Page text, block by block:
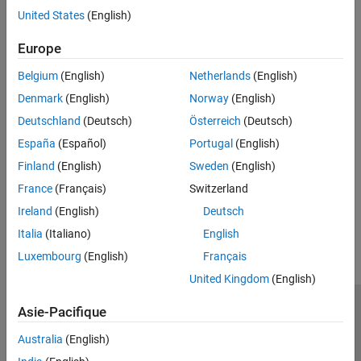
View .NET method signatures and call .NET methods from
Specify .NET method parameters that are modified with
andparamskeywords.
Pass optional arguments to .NET methods using specified values
or default values.
How useful was this information?
United States (English)
Europe
Belgium (English)
Denmark (English)
Deutschland (Deutsch)
España (Español)
Finland (English)
France (Français)
Ireland (English)
Italia (Italiano)
Luxembourg (English)
Netherlands(English)
Norway(English)
Österreich (Deutsch)
Portugal (English)
Sweden (English)
Switzerland
Deutsch
English
Français
United Kingdom(English)
Asie-Pacifique
Australia (English)
Trust Center
Lutte anti-piratage
© 1994-2026 The MathWorks, Inc.